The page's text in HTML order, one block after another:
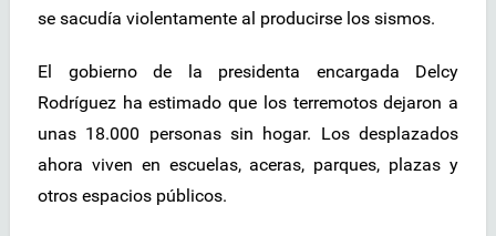
se sacudía violentamente al producirse los sismos.
El gobierno de la presidenta encargada Delcy
Rodríguez ha estimado que los terremotos dejaron a
unas 18.000 personas sin hogar. Los desplazados
ahora viven en escuelas, aceras, parques, plazas y
otros espacios públicos.